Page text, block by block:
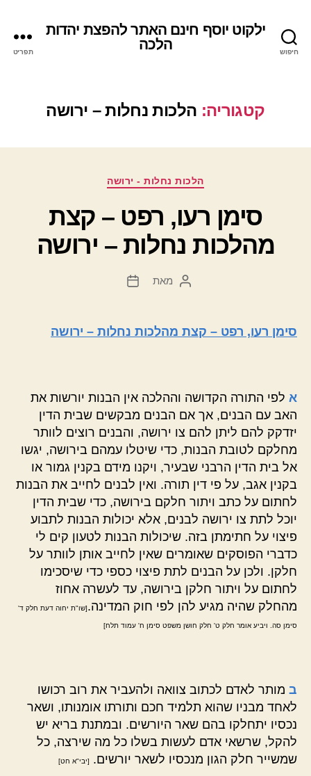
חיפוש
ילקוט יוסף חינם האתר להפצת יהדות
הלכה
תפריט
קטגוריה: הלכות נחלות – ירושה
קטגוריות
הלכות נחלות - ירושה
סימן רעו, רפט – קצת
מהלכות נחלות – ירושה
המחבר
מאת
תאריך
סימן רעו, רפט – קצת מהלכות נחלות – ירושה
א לפי התורה הקדושה וההלכה אין הבנות יורשות את
האב עם הבנים, אך אם הבנים מבקשים שבית הדין
יזדקק להם ליתן להם צו ירושה, והבנים רוצים לוותר
מחלקם לטובת הבנות, כדי שיטלו עמהם בירושה, יגשו
אל בית הדין הרבני שבעיר, ויקנו מידם בקנין גמור או
בקנין אגב, על פי דין תורה. ואין לבנים לחייב את הבנות
לחתום על כתב ויתור חלקם בירושה, כדי שבית הדין
יוכל לתת צו ירושה לבנים, אלא יכולות הבנות לתבוע
פיצוי על חתימתן בזה. שיכולות הבנות לטעון קים לי
כדברי הפוסקים שאומרים שאין לחייב אותן לוותר על
חלקן. ולכן על הבנים לתת פיצוי כספי כדי שיסכימו
לחתום על ויתור חלקן בירושה, עד לעשרה אחוז
מהחלק שהיה מגיע להן לפי חוק המדינה.[שו"ת יחוה דעת חלק ד'
סימן סה. ויביע אומר חלק ט' חלק חושן משפט סימן ח' עמוד תלח]
ב מותר לאדם לכתוב צוואה ולהעביר את רוב רכושו
לאחד מבניו שהוא תלמיד חכם ותורתו אומנותו, ושאר
נכסיו יתחלקו בהם שאר היורשים. ובמתנת בריא יש
להקל, שרשאי אדם לעשות בשלו כל מה שירצה, כל
שמשייר חלק הגון מנכסיו לשאר יורשים.
[יבי"א חט]